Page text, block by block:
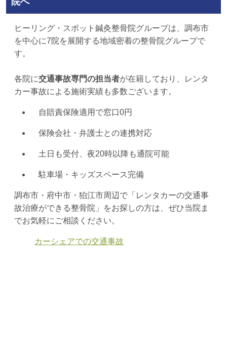
ヒーリング・スポット鍼灸整骨院グループは、調布市
を中心に7院を展開する地域密着の整骨院グループで
す。
各院に交通事故専門の担当者が在籍しており、レンタ
カー事故による施術実績も多数ございます。
自賠責保険適用で窓口0円
保険会社・弁護士との連携対応
土日も受付、夜20時以降も通院可能
駐車場・キッズスペース完備
調布市・府中市・狛江市周辺で「レンタカーの交通事
故治療ができる整骨院」をお探しの方は、ぜひ当院ま
でお気軽にご相談ください。
カーシェアでの交通事故